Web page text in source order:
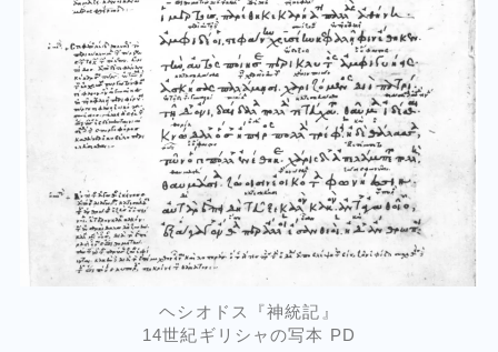
ヘシオドス『神統記』
14世紀ギリシャの写本 PD